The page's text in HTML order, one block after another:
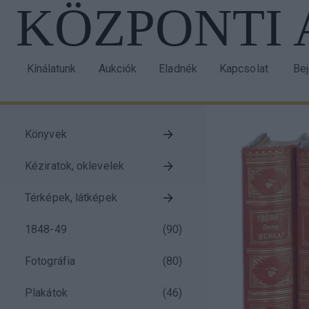
Ugrás
tartalomra
navigation
Kínálatunk Aukciók Eladnék Kapcsolat
block
Könyvek
Kéziratok, oklevelek
Térképek, látképek
1848-49 (90)
Fotográfia (80)
Plakátok (46)